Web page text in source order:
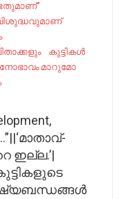
കുട്ടികൾ
മാറുമോ
ഇല്ല.’|